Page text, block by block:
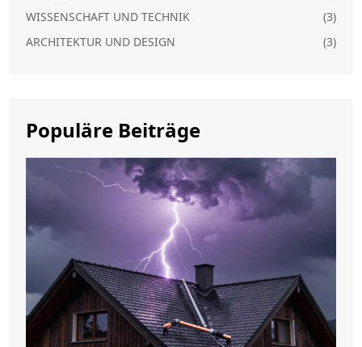
WISSENSCHAFT UND TECHNIK
(3)
ARCHITEKTUR UND DESIGN
(3)
Populäre Beiträge